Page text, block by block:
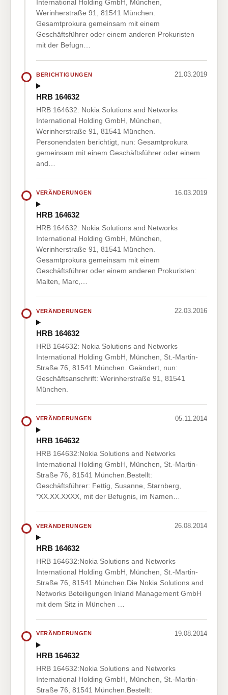
International Holding GmbH, München,
Werinherstraße 91, 81541 München.
Gesamtprokura gemeinsam mit einem
Geschäftsführer oder einem anderen Prokuristen
mit der Befugn…
BERICHTIGUNGEN 21.03.2019
HRB 164632
HRB 164632: Nokia Solutions and Networks
International Holding GmbH, München,
Werinherstraße 91, 81541 München.
Personendaten berichtigt, nun: Gesamtprokura
gemeinsam mit einem Geschäftsführer oder einem
and…
VERÄNDERUNGEN 16.03.2019
HRB 164632
HRB 164632: Nokia Solutions and Networks
International Holding GmbH, München,
Werinherstraße 91, 81541 München.
Gesamtprokura gemeinsam mit einem
Geschäftsführer oder einem anderen Prokuristen:
Malten, Marc,…
VERÄNDERUNGEN 22.03.2016
HRB 164632
HRB 164632: Nokia Solutions and Networks
International Holding GmbH, München, St.-Martin-
Straße 76, 81541 München. Geändert, nun:
Geschäftsanschrift: Werinherstraße 91, 81541
München.
VERÄNDERUNGEN 05.11.2014
HRB 164632
HRB 164632:Nokia Solutions and Networks
International Holding GmbH, München, St.-Martin-
Straße 76, 81541 München.Bestellt:
Geschäftsführer: Fettig, Susanne, Starnberg,
*XX.XX.XXXX, mit der Befugnis, im Namen…
VERÄNDERUNGEN 26.08.2014
HRB 164632
HRB 164632:Nokia Solutions and Networks
International Holding GmbH, München, St.-Martin-
Straße 76, 81541 München.Die Nokia Solutions and
Networks Beteiligungen Inland Management GmbH
mit dem Sitz in München …
VERÄNDERUNGEN 19.08.2014
HRB 164632
HRB 164632:Nokia Solutions and Networks
International Holding GmbH, München, St.-Martin-
Straße 76, 81541 München.Bestellt: